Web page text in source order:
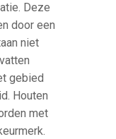
Deze
door een
niet
gebied
Houten
met